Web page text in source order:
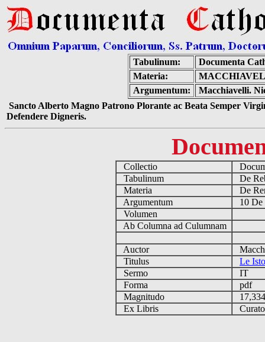
Tabulinum:
Documenta
Materia:
Argumentum:
Macchiavelli.
Sancto Alberto Magno Patrono Plorante ac Beata Semper
Defendere Digneris.
Collectio
Tabulinum
De
Materia
De
Argumentum
10 De
Volumen
Ab Columna ad Culumnam
Auctor
Titulus
Le
Sermo
IT
Forma
pdf
Magnitudo
Ex Libris